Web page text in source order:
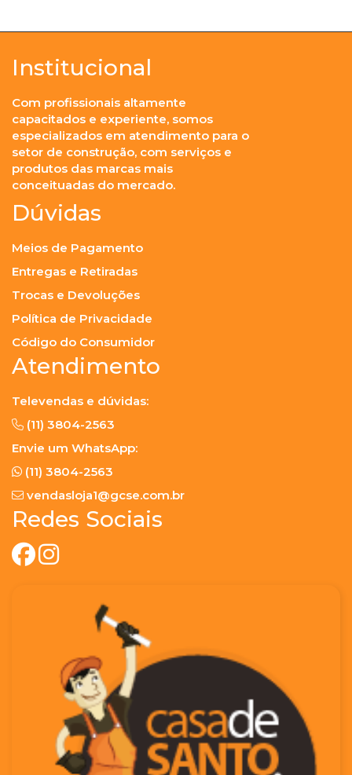
Institucional
Com profissionais altamente
capacitados e experiente, somos
especializados em atendimento para o
setor de construção, com serviços e
produtos das marcas mais
conceituadas do mercado.
Dúvidas
Meios de Pagamento
Entregas e Retiradas
Trocas e Devoluções
Política de Privacidade
Código do Consumidor
Atendimento
Televendas e dúvidas:
(11) 3804-2563
Envie um WhatsApp:
(11) 3804-2563
vendasloja1@gcse.com.br
Redes Sociais